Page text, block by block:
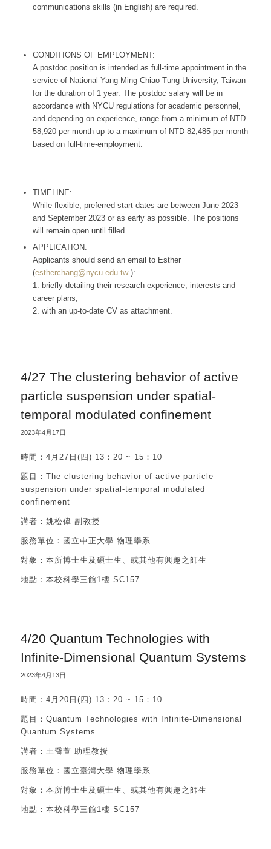
communications skills (in English) are required.
CONDITIONS OF EMPLOYMENT:
A postdoc position is intended as full-time appointment in the
service of National Yang Ming Chiao Tung University, Taiwan
for the duration of 1 year. The postdoc salary will be in
accordance with NYCU regulations for academic personnel,
and depending on experience, range from a minimum of NTD
58,920 per month up to a maximum of NTD 82,485 per month
based on full-time-employment.
TIMELINE:
While flexible, preferred start dates are between June 2023
and September 2023 or as early as possible. The positions
will remain open until filled.
APPLICATION:
Applicants should send an email to Esther
(estherchang@nycu.edu.tw):
1. briefly detailing their research experience, interests and
career plans;
2. with an up-to-date CV as attachment.
4/27 The clustering behavior of active
particle suspension under spatial-
temporal modulated confinement
2023年4月17日
時間：4月27日(四) 13：20 ~ 15：10
題目：The clustering behavior of active particle
suspension under spatial-temporal modulated
confinement
講者：姚松偉 副教授
服務單位：國立中正大學 物理學系
對象：本所博士生及碩士生、或其他有興趣之師生
地點：本校科學三館1樓 SC157
4/20 Quantum Technologies with
Infinite-Dimensional Quantum Systems
2023年4月13日
時間：4月20日(四) 13：20 ~ 15：10
題目：Quantum Technologies with Infinite-Dimensional
Quantum Systems
講者：王喬萱 助理教授
服務單位：國立臺灣大學 物理學系
對象：本所博士生及碩士生、或其他有興趣之師生
地點：本校科學三館1樓 SC157